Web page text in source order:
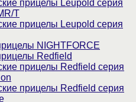
прицелы Leupold серия
T
прицелы Leupold серия
NIGHTFORCE
Redfield
прицелы Redfield серия
прицелы Redfield серия